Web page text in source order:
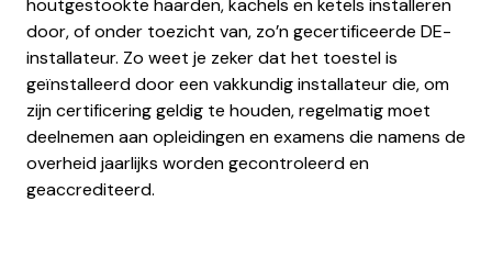
houtgestookte haarden, kachels en ketels installeren
door, of onder toezicht van, zo’n gecertificeerde DE-
installateur. Zo weet je zeker dat het toestel is
geïnstalleerd door een vakkundig installateur die, om
zijn certificering geldig te houden, regelmatig moet
deelnemen aan opleidingen en examens die namens de
overheid jaarlijks worden gecontroleerd en
geaccrediteerd.